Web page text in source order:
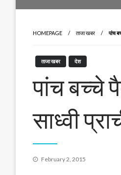
HOMEPAGE ताजा खबर पांच
ताजा खबर देश
पांच बच्चे
साध्वी
Posted
February 2, 2015